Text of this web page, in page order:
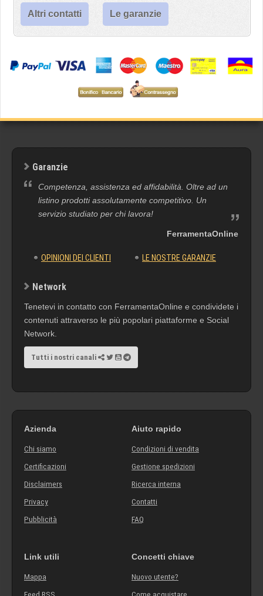
Altri contatti Le garanzie
Garanzie
Competenza, assistenza ed affidabilità. Oltre ad un
listino prodotti assolutamente competitivo. Un
servizio studiato per chi lavora!
FerramentaOnline
OPINIONI DEI CLIENTI LE NOSTRE GARANZIE
Network
Tenetevi in contatto con FerramentaOnline e condividete i
contenuti attraverso le più popolari piattaforme e Social
Network.
Tutti i nostri canali
Azienda
Chi siamo
Certificazioni
Disclaimers
Privacy
Pubblicità
Aiuto rapido
Condizioni di vendita
Gestione spedizioni
Ricerca interna
Contatti
FAQ
Link utili
Mappa
Feed RSS
Concetti chiave
Nuovo utente?
Come acquistare